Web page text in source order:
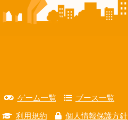
ゲーム一覧 ブース一覧
利用規約 個人情報保護方針